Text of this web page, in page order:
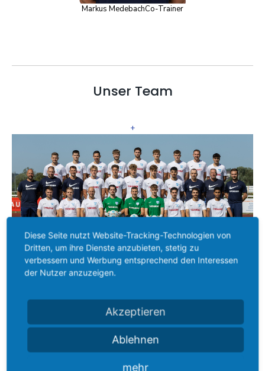
Markus MedebachCo-Trainer
Unser Team
+
Hintere Reihe von links nach rechts
Alpsoy, Constantin Mann, Vincent Berledt, Moritz Riedel, Fabio
Mittlere Reihe von links nach rechts
Trainer Daniel Marx, Co-Trainer Markus Medebach, Co-Trainer
Thorsten Balser, TW-Trainer Lucas Schmitz
Diese Seite nutzt Website-Tracking-Technologien von
Dritten, um ihre Dienste anzubieten, stetig zu
verbessern und Werbung entsprechend den Interessen
der Nutzer anzuzeigen.
Akzeptieren
Ablehnen
mehr